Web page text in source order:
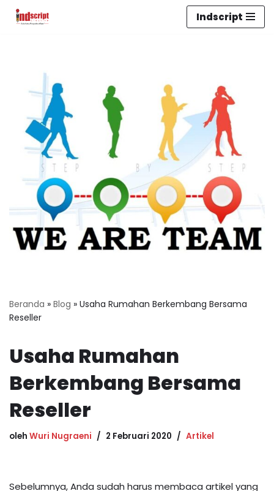
Indscript
Beranda » Blog » Usaha Rumahan Berkembang Bersama
Reseller
Usaha Rumahan
Berkembang Bersama
Reseller
oleh Wuri Nugraeni 2 Februari 2020 Artikel
Sebelumnya, Anda sudah harus membaca artikel yang